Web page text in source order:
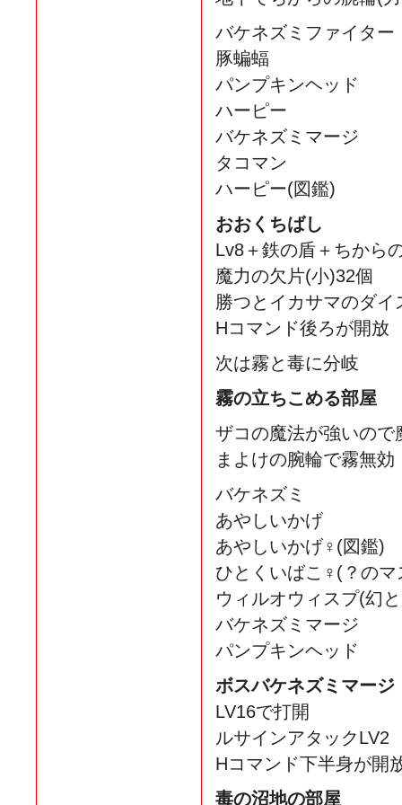
バケネズミファイター
豚蝙蝠
パンプキンヘッド
ハーピー
バケネズミマージ
タコマン
ハーピー(図鑑)
おおくちばし
Lv8＋鉄の盾＋ちから
魔力の欠片(小)32個
勝つとイカサマのダイ
Hコマンド後ろが開放
次は霧と毒に分岐
霧の立ちこめる部屋
ザコの魔法が強いので
まよけの腕輪で霧無効
バケネズミ
あやしいかげ
あやしいかげ♀(図鑑)
ひとくいばこ♀(？のマ
ウィルオウィスプ(幻
バケネズミマージ
パンプキンヘッド
ボスバケネズミマージ
LV16で打開
ルサインアタックLV2
Hコマンド下半身が開
毒の沼地の部屋